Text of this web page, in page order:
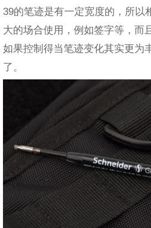
39的笔迹是有一定宽度的，所以
大的场合使用，例如签字等，而
如果控制得当笔迹变化其实更为
了。